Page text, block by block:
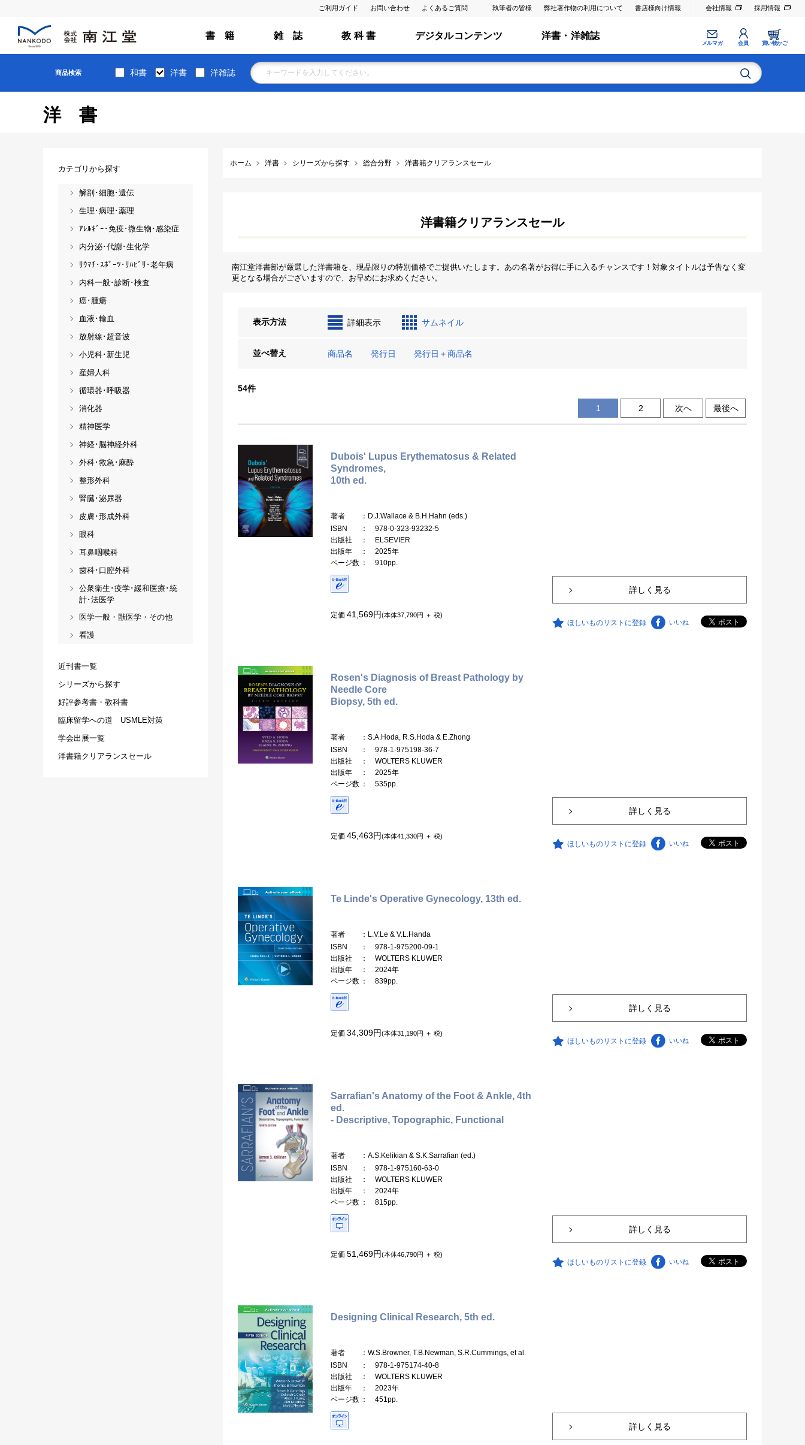
ご利用ガイド お問い合わせ よくあるご質問 執筆者の皆様 弊社著作物の利用について 書店様向け情報 会社情報 採用情報
書 籍 雑 誌 教 科 書 デジタルコンテンツ 洋書・洋雑誌
メルマガ 会員 買い物かご
商品検索 和書 洋書 洋雑誌
洋書
ホーム 洋書 シリーズから探す 総合分野 洋書籍クリアランスセール
洋書籍クリアランスセール
南江堂洋書部が厳選した洋書籍を、現品限りの特別価格でご提供いたします。あの名著がお得に手に入るチャンスです！対象タイトルは予告なく変
更となる場合がございますので、お早めにお求めください。
表示方法 詳細表示 サムネイル
並べ替え 商品名 発行日 発行日＋商品名
54件
1 2 次へ 最後へ
Dubois' Lupus Erythematosus & Related
Syndromes,
10th ed.
著者
：D.J.Wallace & B.H.Hahn (eds.)
ISBN
： 978-0-323-93232-5
出版社
： ELSEVIER
出版年
： 2025年
ページ数 ： 910pp.
定価 41,569円(本体37,790円 ＋ 税)
詳しく見る
ほしいものリストに登録 いいね
Rosen's Diagnosis of Breast Pathology by
Needle Core
Biopsy, 5th ed.
著者
：S.A.Hoda, R.S.Hoda & E.Zhong
ISBN
： 978-1-975198-36-7
出版社
： WOLTERS KLUWER
出版年
： 2025年
ページ数 ： 535pp.
定価 45,463円(本体41,330円 ＋ 税)
詳しく見る
ほしいものリストに登録 いいね
Te Linde's Operative Gynecology, 13th ed.
著者
：L.V.Le & V.L.Handa
ISBN
： 978-1-975200-09-1
出版社
： WOLTERS KLUWER
出版年
： 2024年
ページ数 ： 839pp.
定価 34,309円(本体31,190円 ＋ 税)
詳しく見る
ほしいものリストに登録 いいね
Sarrafian's Anatomy of the Foot & Ankle, 4th
ed.
- Descriptive, Topographic, Functional
著者
：A.S.Kelikian & S.K.Sarrafian (ed.)
ISBN
： 978-1-975160-63-0
出版社
： WOLTERS KLUWER
出版年
： 2024年
ページ数 ： 815pp.
定価 51,469円(本体46,790円 ＋ 税)
詳しく見る
ほしいものリストに登録 いいね
Designing Clinical Research, 5th ed.
著者
：W.S.Browner, T.B.Newman, S.R.Cummings, et al.
ISBN
： 978-1-975174-40-8
出版社
： WOLTERS KLUWER
出版年
： 2023年
ページ数 ： 451pp.
詳しく見る
カテゴリから探す
解剖･細胞･遺伝
生理･病理･薬理
ｱﾚﾙｷﾞｰ･免疫･微生物･感染症
内分泌･代謝･生化学
ﾘｳﾏﾁ･ｽﾎﾟｰﾂ･ﾘﾊﾋﾞﾘ･老年病
内科一般･診断･検査
癌･腫瘍
血液･輸血
放射線･超音波
小児科･新生児
産婦人科
循環器･呼吸器
消化器
精神医学
神経･脳神経外科
外科･救急･麻酔
整形外科
腎臓･泌尿器
皮膚･形成外科
眼科
耳鼻咽喉科
歯科･口腔外科
公衆衛生･疫学･緩和医療･統
計･法医学
医学一般・獣医学・その他
看護
近刊書一覧
シリーズから探す
好評参考書・教科書
臨床留学への道 USMLE対策
学会出展一覧
洋書籍クリアランスセール